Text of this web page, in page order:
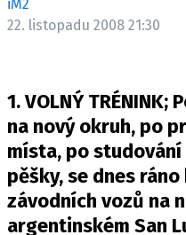
TRH S
iM2
22. listopadu 2008 21:30
1. VOLNÝ
na nový okruh, po
místa, po
pěšky, se dnes
závodních vozů na
argentinském San